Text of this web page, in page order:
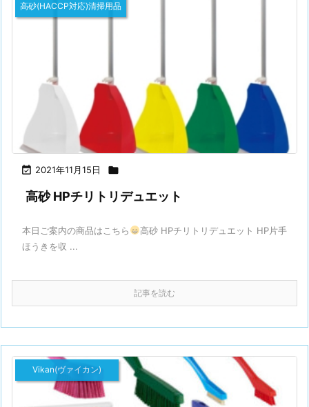
 2021年11月15日 
高砂(HACCP対応)清掃用品
高砂 HPチリトリデュエット
本日ご案内の商品はこちら
高砂 HPチリトリデュエット HP片手
ほうきを収 ...
記事を読む
Vikan(ヴァイカン)